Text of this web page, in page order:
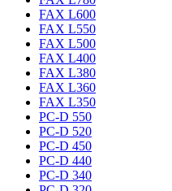
FAX L600
FAX L550
FAX L500
FAX L400
FAX L380
FAX L360
FAX L350
PC-D 550
PC-D 520
PC-D 450
PC-D 440
PC-D 340